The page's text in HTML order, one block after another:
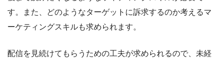
す。また、どのようなターゲットに訴求するのか考えるマ
ーケティングスキルも求められます。
配信を見続けてもらうための工夫が求められるので、未経